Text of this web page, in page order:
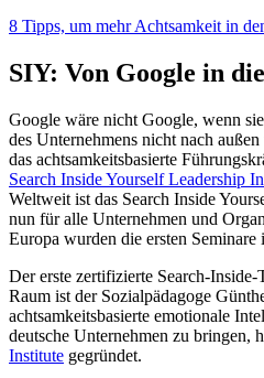
8 Tipps, um mehr Achtsamkeit in
SIY: Von Google in
Google wäre nicht Google, wenn
des Unternehmens nicht nach
das achtsamkeitsbasierte
Search Inside Yourself Leadership
Weltweit ist das Search Inside
nun für alle Unternehmen und
Europa wurden die ersten Seminare
Der erste zertifizierte Search-Inside-
Raum ist der Sozialpädagoge
achtsamkeitsbasierte emotionale
deutsche Unternehmen zu bringen,
Institute gegründet.